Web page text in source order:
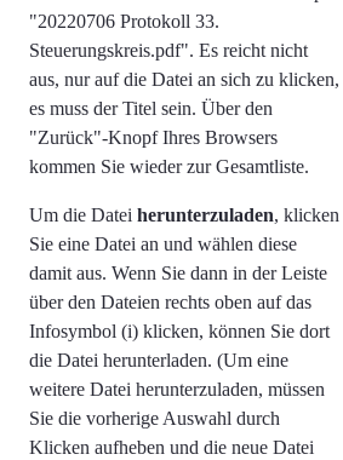
"20220706 Protokoll 33.
Steuerungskreis.pdf". Es reicht nicht
aus, nur auf die Datei an sich zu klicken,
es muss der Titel sein. Über den
"Zurück"-Knopf Ihres Browsers
kommen Sie wieder zur Gesamtliste.
Um die Datei herunterzuladen, klicken
Sie eine Datei an und wählen diese
damit aus. Wenn Sie dann in der Leiste
über den Dateien rechts oben auf das
Infosymbol (i) klicken, können Sie dort
die Datei herunterladen. (Um eine
weitere Datei herunterzuladen, müssen
Sie die vorherige Auswahl durch
Klicken aufheben und die neue Datei